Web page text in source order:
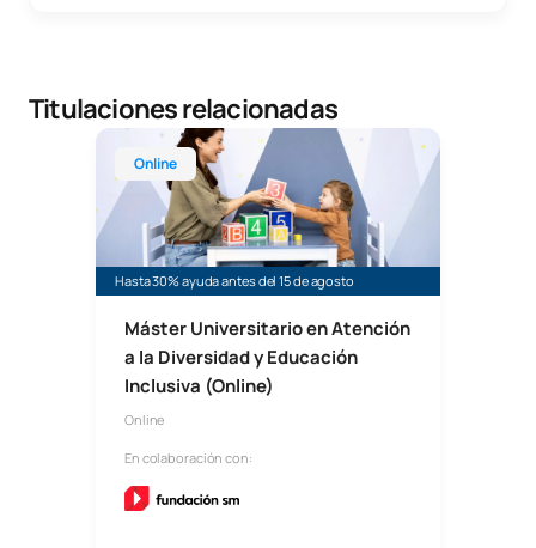
Titulaciones relacionadas
Online
Hasta 30% ayuda antes del 15 de agosto
Máster Universitario en Atención
a la Diversidad y Educación
Inclusiva (Online)
Online
En colaboración con:
Master Universitario en Atención a la Diversidad